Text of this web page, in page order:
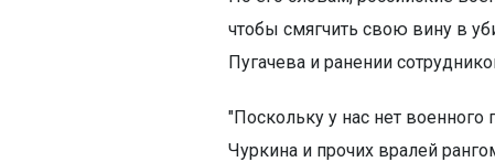
чтобы смягчить свою вину в
Пугачева и ранении
"Поскольку у нас нет
Чуркина и прочих вралей